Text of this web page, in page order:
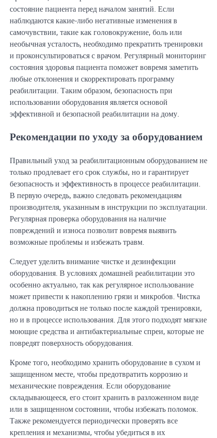
состояние пациента перед началом занятий. Если
наблюдаются какие-либо негативные изменения в
самочувствии, такие как головокружение, боль или
необычная усталость, необходимо прекратить тренировки
и проконсультироваться с врачом. Регулярный мониторинг
состояния здоровья пациента поможет вовремя заметить
любые отклонения и скорректировать программу
реабилитации. Таким образом, безопасность при
использовании оборудования является основой
эффективной и безопасной реабилитации на дому.
Рекомендации по уходу за оборудованием
Правильный уход за реабилитационным оборудованием не
только продлевает его срок службы, но и гарантирует
безопасность и эффективность в процессе реабилитации.
В первую очередь, важно следовать рекомендациям
производителя, указанным в инструкции по эксплуатации.
Регулярная проверка оборудования на наличие
повреждений и износа позволит вовремя выявить
возможные проблемы и избежать травм.
Следует уделить внимание чистке и дезинфекции
оборудования. В условиях домашней реабилитации это
особенно актуально, так как регулярное использование
может привести к накоплению грязи и микробов. Чистка
должна проводиться не только после каждой тренировки,
но и в процессе использования. Для этого подходят мягкие
моющие средства и антибактериальные спреи, которые не
повредят поверхность оборудования.
Кроме того, необходимо хранить оборудование в сухом и
защищенном месте, чтобы предотвратить коррозию и
механические повреждения. Если оборудование
складывающееся, его стоит хранить в разложенном виде
или в защищенном состоянии, чтобы избежать поломок.
Также рекомендуется периодически проверять все
крепления и механизмы, чтобы убедиться в их